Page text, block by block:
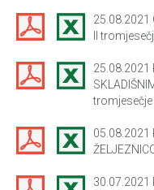
25.08.2021
II
25.08.2021
05.08.2021
30.07.2021